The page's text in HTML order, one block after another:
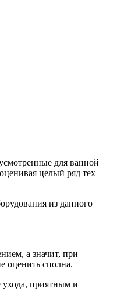
для ванной
целый ряд тех
из данного
а значит, при
оценить сполна.
ухода, приятным и